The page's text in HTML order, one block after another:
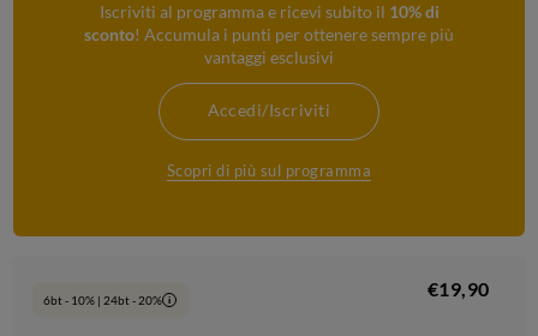
Iscriviti al programma e ricevi subito il 10% di
sconto! Accumula i punti per ottenere sempre più
vantaggi esclusivi
Accedi/Iscriviti
Scopri di più sul programma
6bt - 10% | 24bt - 20% i €19,90